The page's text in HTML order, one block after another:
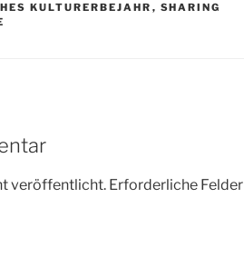
KULTURERBEJAHR , SHARING
veröffentlicht. Erforderliche Felder